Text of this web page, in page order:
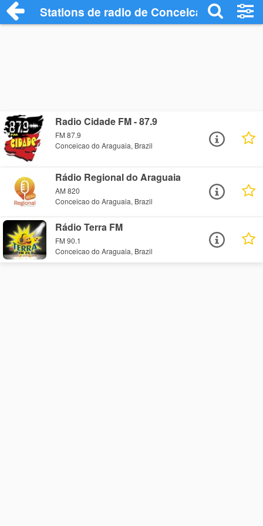
Stations de radio de Conceicao do
Radio Cidade FM - 87.9
FM 87.9
Conceicao do Araguaia, Brazil
Rádio Regional do Araguaia
AM 820
Conceicao do Araguaia, Brazil
Rádio Terra FM
FM 90.1
Conceicao do Araguaia, Brazil